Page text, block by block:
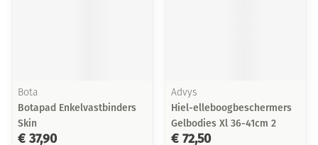
Bota
Botapad Enkelvastbinders
Skin
€ 37,90
Advys
Hiel-elleboogbeschermers
Gelbodies Xl 36-41cm 2
€ 72,50